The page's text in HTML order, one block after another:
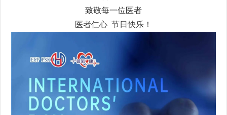
致敬每一位医者
医者仁心 节日快乐！